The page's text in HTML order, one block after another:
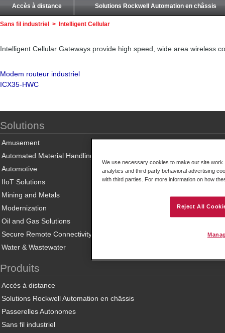
Accès à distance Solutions Rockwell Automation en châssis
Sans fil industriel > Intelligent Cellular
Intelligent Cellular Gateways provide high speed, wide area wireless
Modem routeur industriel
ICX35-HWC
Solutions
Amusement
Automated Material Handling
Automotive
IIoT Solutions
Mining and Metals
Modernization
Oil and Gas Solutions
Secure Remote Connectivity
Water & Wastewater
Produits
Accès à distance
Solutions Rockwell Automation en châssis
Passerelles Autonomes
Sans fil industriel
We use necessary cookies to make our site
analytics and third party behavioral advertising
with third parties. For more information on how
Reject All